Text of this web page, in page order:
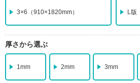
3×6 （910×1820mm） L版
厚さから選ぶ
1mm 2mm 3mm